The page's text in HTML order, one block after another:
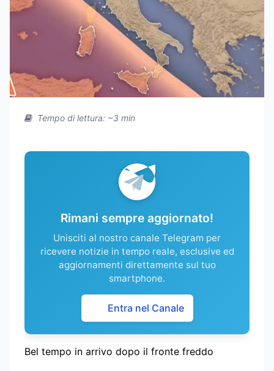
Tempo di lettura: ~3 min
Rimani sempre aggiornato!
Unisciti al nostro canale Telegram per
ricevere notizie in tempo reale, esclusive ed
aggiornamenti direttamente sul tuo
smartphone.
Entra nel Canale
Bel tempo in arrivo dopo il fronte freddo